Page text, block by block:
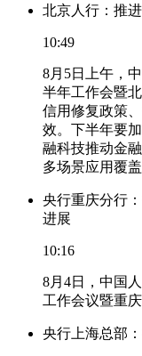
北京人行：推
10:49
8月5日上午，
半年工作会暨
信用修复政策
效。下半年要
融科技推动金
多场景应用覆盖
央行重庆分行
进展
10:16
8月4日，中国
工作会议暨重
央行上海总部